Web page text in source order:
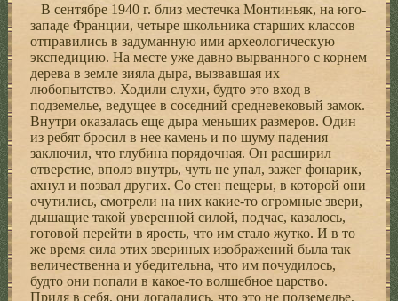
В сентябре 1940 г. близ местечка Монтиньяк, на юго-
западе Франции, четыре школьника старших классов
отправились в задуманную ими археологическую
экспедицию. На месте уже давно вырванного с корнем
дерева в земле зияла дыра, вызвавшая их
любопытство. Ходили слухи, будто это вход в
подземелье, ведущее в соседний средневековый замок.
Внутри оказалась еще дыра меньших размеров. Один
из ребят бросил в нее камень и по шуму падения
заключил, что глубина порядочная. Он расширил
отверстие, вполз внутрь, чуть не упал, зажег фонарик,
ахнул и позвал других. Со стен пещеры, в которой они
очутились, смотрели на них какие-то огромные звери,
дышащие такой уверенной силой, подчас, казалось,
готовой перейти в ярость, что им стало жутко. И в то
же время сила этих звериных изображений была так
величественна и убедительна, что им почудилось,
будто они попали в какое-то волшебное царство.
Придя в себя, они догадались, что это не подземелье,